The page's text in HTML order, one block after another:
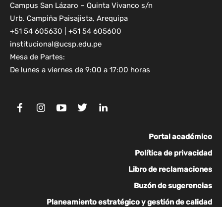
Campus San Lázaro – Quinta Vivanco s/n
Urb. Campiña Paisajista, Arequipa
+51 54 605630 | +51 54 605600
institucional@ucsp.edu.pe
Mesa de Partes:
De lunes a viernes de 9:00 a 17:00 horas
Portal académico
Política de privacidad
Libro de reclamaciones
Buzón de sugerencias
Planeamiento estratégico y gestión de calidad